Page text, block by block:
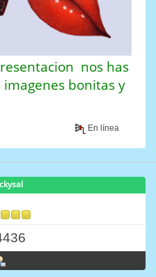
nos has
bonitas y
En línea